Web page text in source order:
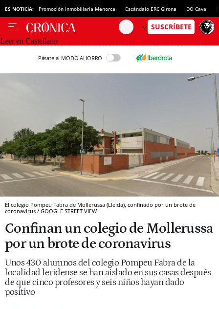
ES NOTICIA: Promoción inmobiliaria Menorca Escándalo ERC Girona DO Cava
Leer en Castellano
Pásate al MODO AHORRO
El colegio Pompeu Fabra de Mollerussa (Lleida), confinado por un brote de
coronavirus / GOOGLE STREET VIEW
Confinan un colegio de Mollerussa
por un brote de coronavirus
Unos 430 alumnos del colegio Pompeu Fabra de la
localidad leridense se han aislado en sus casas después
de que cinco profesores y seis niños hayan dado
positivo